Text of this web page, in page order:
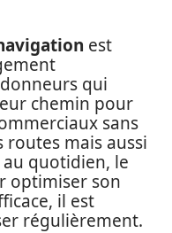
est
qui
chemin pour
sans
routes mais aussi
au quotidien, le
optimiser son
il est
régulièrement.